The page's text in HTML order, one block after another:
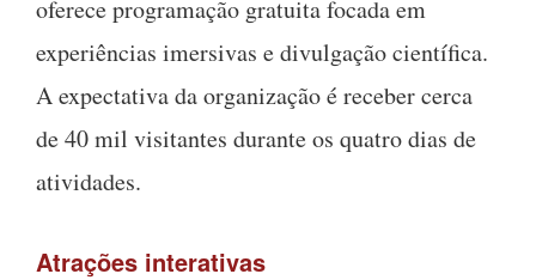
oferece programação gratuita focada em
experiências imersivas e divulgação científica.
A expectativa da organização é receber cerca
de 40 mil visitantes durante os quatro dias de
atividades.
Atrações interativas